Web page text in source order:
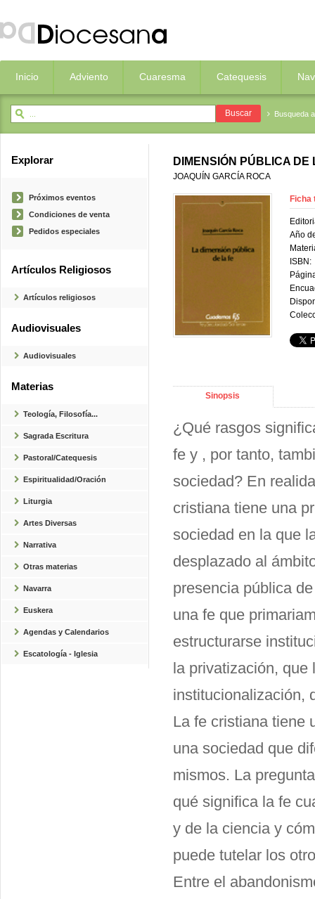
Inicio Adviento Cuaresma Catequesis
Busqueda
Explorar
Próximos eventos
Condiciones de venta
Pedidos especiales
Artículos Religiosos
Artículos religiosos
Audiovisuales
Audiovisuales
Materias
Teología, Filosofía...
Sagrada Escritura
Pastoral/Catequesis
Espiritualidad/Oración
Liturgia
Artes Diversas
Narrativa
Otras materias
Navarra
Euskera
Agendas y Calendarios
Escatología - Iglesia
DIMENSIÓN PÚBLICA DE
JOAQUÍN GARCÍA ROCA
Ficha
Año
ISBN:
Sinopsis
¿Qué rasgos
fe y , por tanto,
sociedad? En
cristiana tiene una
sociedad en la que
desplazado al
presencia pública
una fe que
estructurarse
la privatización, que
institucionalización,
La fe cristiana tiene
una sociedad que
mismos. La
qué significa la fe
y de la ciencia y
puede tutelar los
Entre el